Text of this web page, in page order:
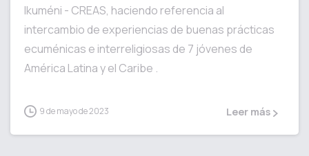
Ikuméni - CREAS, haciendo referencia al
intercambio de experiencias de buenas prácticas
ecuménicas e interreligiosas de 7 jóvenes de
América Latina y el Caribe .
9 de mayo de 2023 Leer más